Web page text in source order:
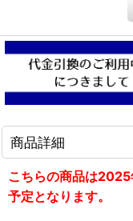
商品詳細
こちらの商品は
予定となります。